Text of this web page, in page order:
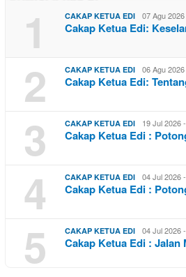
1 CAKAP KETUA EDI 07 Agu
Cakap Ketua Edi:
2 CAKAP KETUA EDI 06 Agu
Cakap Ketua Edi:
3 CAKAP KETUA EDI 19 Jul 2026
Cakap Ketua Edi :
4 CAKAP KETUA EDI 04 Jul 2026
Cakap Ketua Edi :
5 CAKAP KETUA EDI 04 Jul 2026
Cakap Ketua Edi :